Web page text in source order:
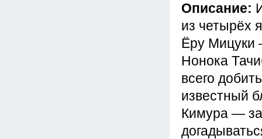
Описание:
из четырёх
Ёру Мицуки
Нонока
всего
известный
Кимура —